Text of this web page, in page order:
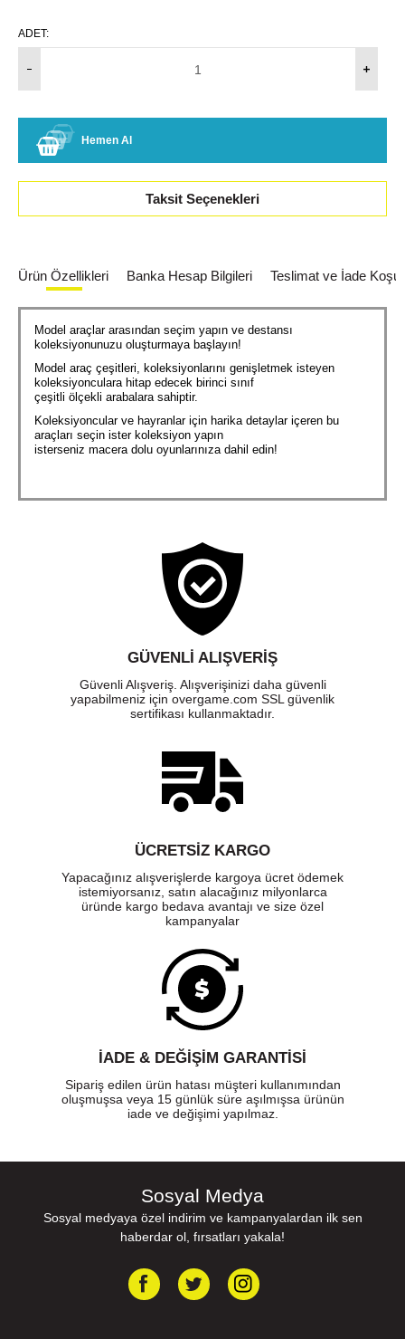
ADET:
Hemen Al
Taksit Seçenekleri
Ürün Özellikleri Banka Hesap Bilgileri Teslimat ve İade
Model araçlar arasından seçim yapın ve destansı
koleksiyonunuzu oluşturmaya başlayın!
Model araç çeşitleri, koleksiyonlarını genişletmek isteyen
koleksiyonculara hitap edecek birinci sınıf
çeşitli ölçekli arabalara sahiptir.
Koleksiyoncular ve hayranlar için harika detaylar içeren bu
araçları seçin ister koleksiyon yapın
isterseniz macera dolu oyunlarınıza dahil edin!
GÜVENLI ALIŞVERIŞ
Güvenli Alışveriş. Alışverişinizi daha güvenli
yapabilmeniz için overgame.com SSL güvenlik
sertifikası kullanmaktadır.
ÜCRETSIZ KARGO
Yapacağınız alışverişlerde kargoya ücret ödemek
istemiyorsanız, satın alacağınız milyonlarca
üründe kargo bedava avantajı ve size özel
kampanyalar
İADE & DEĞİŞİM GARANTİSİ
Sipariş edilen ürün hatası müşteri kullanımından
oluşmuşsa veya 15 günlük süre aşılmışsa ürünün
iade ve değişimi yapılmaz.
Sosyal Medya
Sosyal medyaya özel indirim ve kampanyalardan ilk sen
haberdar ol, fırsatları yakala!